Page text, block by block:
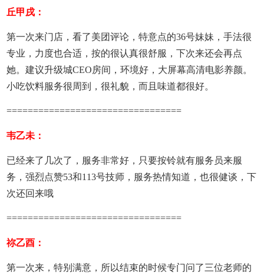
丘甲戌：
第一次来门店，看了美团评论，特意点的36号妹妹，手法很
专业，力度也合适，按的很认真很舒服，下次来还会再点
她。建议升级城CEO房间，环境好，大屏幕高清电影养颜。
小吃饮料服务很周到，很礼貌，而且味道都很好。
=================================
韦乙未：
已经来了几次了，服务非常好，只要按铃就有服务员来服
务，强烈点赞53和113号技师，服务热情知道，也很健谈，下
次还回来哦
=================================
祢乙酉：
第一次来，特别满意，所以结束的时候专门问了三位老师的